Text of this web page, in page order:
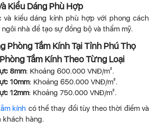
Kiểu Dáng Phù Hợp
và kiểu dáng kính phù hợp với phong cách
nhà để tạo sự đồng bộ và thẩm mỹ.
Phòng Tắm Kính Tại Tỉnh Phú Thọ
Tắm Kính Theo Từng Loại
8mm: Khoảng 600.000 VNĐ/m².
10mm: Khoảng 650.000 VNĐ/m².
12mm: Khoảng 750.000 VNĐ/m².
kính có thể thay đổi tùy theo thời điểm và
khách hàng.